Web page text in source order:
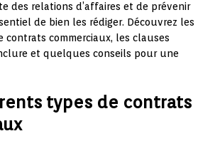
des relations d’affaires et de prévenir
de bien les rédiger. Découvrez les
commerciaux, les clauses
et quelques conseils pour une
types de contrats